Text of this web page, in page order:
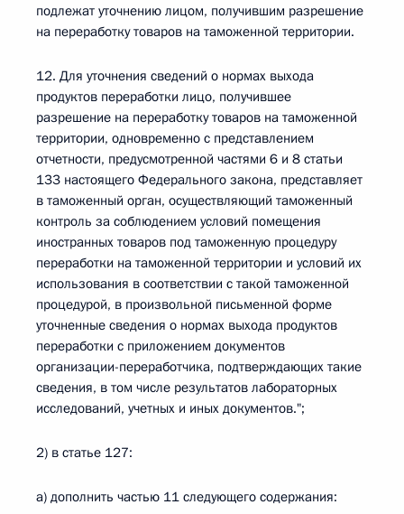
подлежат уточнению лицом, получившим разрешение
на переработку товаров на таможенной территории.
12. Для уточнения сведений о нормах выхода
продуктов переработки лицо, получившее
разрешение на переработку товаров на таможенной
территории, одновременно с представлением
отчетности, предусмотренной частями 6 и 8 статьи
133 настоящего Федерального закона, представляет
в таможенный орган, осуществляющий таможенный
контроль за соблюдением условий помещения
иностранных товаров под таможенную процедуру
переработки на таможенной территории и условий их
использования в соответствии с такой таможенной
процедурой, в произвольной письменной форме
уточненные сведения о нормах выхода продуктов
переработки с приложением документов
организации-переработчика, подтверждающих такие
сведения, в том числе результатов лабораторных
исследований, учетных и иных документов.";
2) в статье 127:
а) дополнить частью 11 следующего содержания: